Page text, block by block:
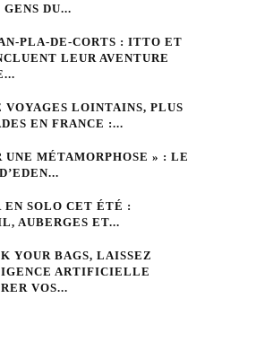
DU...
PLA-DE-CORTS : ITTO ET
LEUR AVENTURE
VOYAGES LOINTAINS, PLUS
EN FRANCE :...
UNE MÉTAMORPHOSE » : LE
EN SOLO CET ÉTÉ :
AUBERGES ET...
YOUR BAGS, LAISSEZ
ARTIFICIELLE
VOS...